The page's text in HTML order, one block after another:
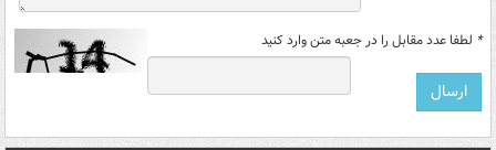
* لطفا عدد مقابل را در جعبه متن وارد کنید